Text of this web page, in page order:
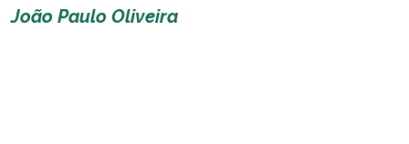
João Paulo Oliveira